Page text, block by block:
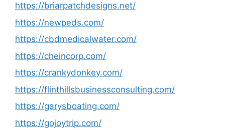
https://briarpatchdesigns.net/
https://newpeds.com/
https://cbdmedicalwater.com/
https://cheincorp.com/
https://crankydonkey.com/
https://flinthillsbusinessconsulting.com/
https://garysboating.com/
https://gojoytrip.com/